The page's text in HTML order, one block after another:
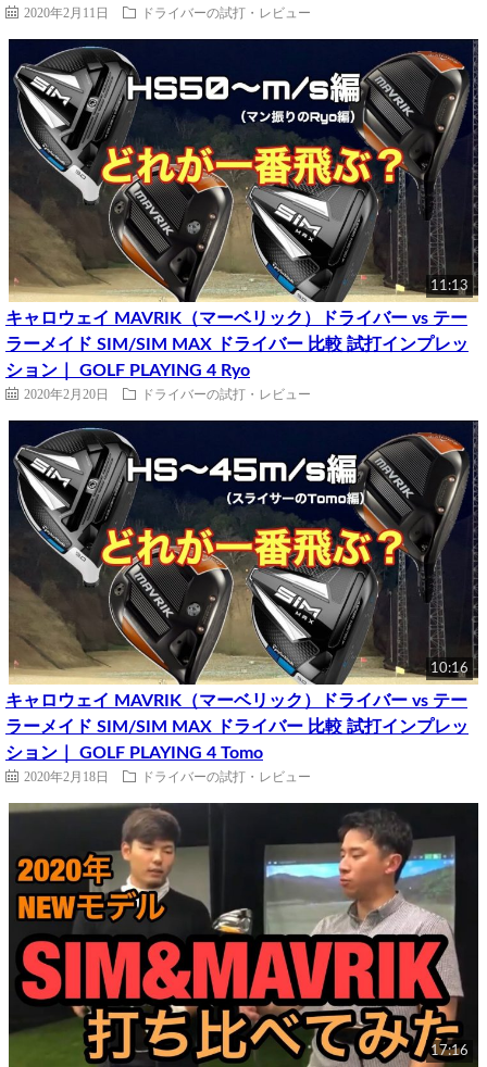
2020年2月11日 ドライバーの試打・レビュー
11:13
キャロウェイ MAVRIK（マーベリック）ドライバー vs テー
ラーメイド SIM/SIM MAX ドライバー 比較 試打インプレッ
ション｜ GOLF PLAYING 4 Ryo
2020年2月20日 ドライバーの試打・レビュー
10:16
キャロウェイ MAVRIK（マーベリック）ドライバー vs テー
ラーメイド SIM/SIM MAX ドライバー 比較 試打インプレッ
ション｜ GOLF PLAYING 4 Tomo
2020年2月18日 ドライバーの試打・レビュー
17:16